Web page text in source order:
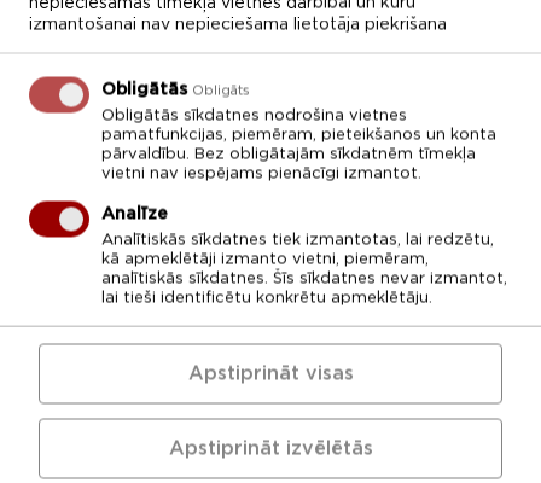
27.04.2026.
Kārtība, kādā LU Rīgas 1. medicīnas koledžā
tiek īstenotas apmaiņas programmas
ATPAKAĻ
izmantošanai nav nepieciešama lietotāja piekrišana
Obligātās Obligāts
Obligātās sīkdatnes nodrošina vietnes
pamatfunkcijas, piemēram, pieteikšanos un konta
pārvaldību. Bez obligātajām sīkdatnēm tīmekļa
vietni nav iespējams pienācīgi izmantot.
Analīze
Analītiskās sīkdatnes tiek izmantotas, lai redzētu,
kā apmeklētāji izmanto vietni, piemēram,
analītiskās sīkdatnes. Šīs sīkdatnes nevar izmantot,
lai tieši identificētu konkrētu apmeklētāju.
Apstiprināt izvēlētās
Apstiprināt visas